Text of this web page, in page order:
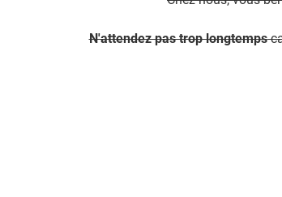
N'attendez pas trop longtemps